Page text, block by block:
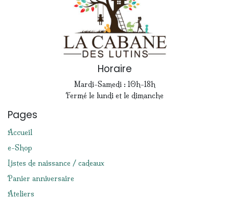
Horaire
Mardi-Samedi : 10h-18h
Fermé le lundi et le dimanche
Pages
Accueil
e-Shop
Listes de naissance / cadeaux
Panier anniversaire
Ateliers